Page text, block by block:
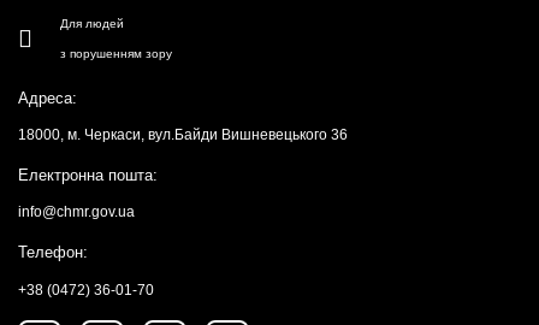
Для людей
з порушенням зору
Адреса:
18000, м. Черкаси, вул.Байди Вишневецького 36
Електронна пошта:
info@chmr.gov.ua
Телефон:
+38 (0472) 36-01-70